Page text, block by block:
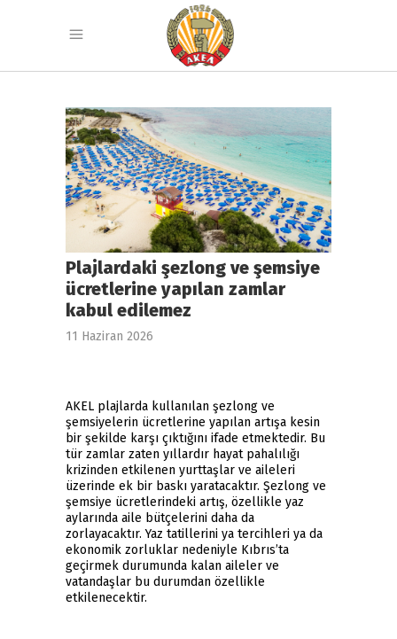
Plajlardaki şezlong ve şemsiye
ücretlerine yapılan zamlar
kabul edilemez
11 Haziran 2026
AKEL plajlarda kullanılan şezlong ve
şemsiyelerin ücretlerine yapılan artışa kesin
bir şekilde karşı çıktığını ifade etmektedir. Bu
tür zamlar zaten yıllardır hayat pahalılığı
krizinden etkilenen yurttaşlar ve aileleri
üzerinde ek bir baskı yaratacaktır. Şezlong ve
şemsiye ücretlerindeki artış, özellikle yaz
aylarında aile bütçelerini daha da
zorlayacaktır. Yaz tatillerini ya tercihleri ya da
ekonomik zorluklar nedeniyle Kıbrıs’ta
geçirmek durumunda kalan aileler ve
vatandaşlar bu durumdan özellikle
etkilenecektir.